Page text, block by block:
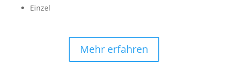
Einzel
Mehr erfahren